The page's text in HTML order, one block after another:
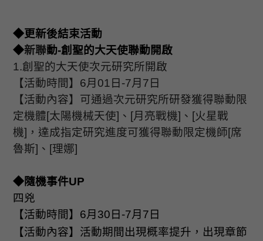
◆更新後結束活動
◆新聯動-創聖的大天使聯動開啟
1.創聖的大天使次元研究所開啟
【活動時間】 6月 01 日 -7月 7 日
【活動內容】可通過次元研究所研發獲得聯動限
定機體[太陽機械天使] 、 [月亮戰機] 、 [火星戰
機] ，達成指定研究進度可獲得聯動限定機師[席
魯斯] 、 [理娜]
◆隨機事件UP
四兇
【活動時間】 6月 30 日 -7月 7 日
【活動內容】活動期間出現概率提升，出現章節